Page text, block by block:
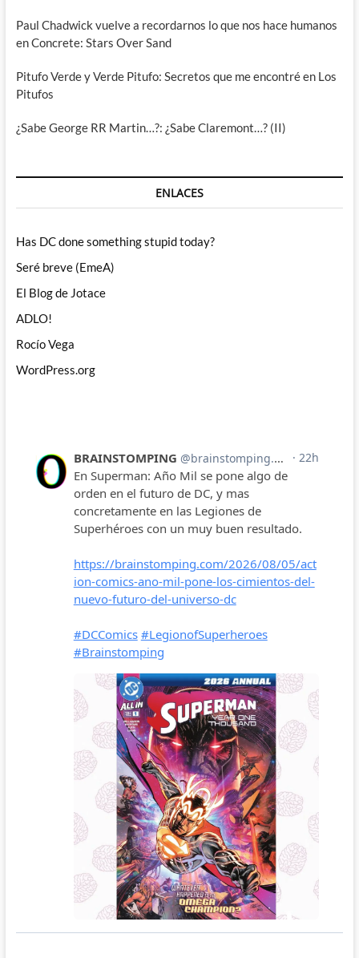
Paul Chadwick vuelve a recordarnos lo que nos hace humanos
en Concrete: Stars Over Sand
Pitufo Verde y Verde Pitufo: Secretos que me encontré en Los
Pitufos
¿Sabe George RR Martin…?: ¿Sabe Claremont…? (II)
ENLACES
Has DC done something stupid today?
Seré breve (EmeA)
El Blog de Jotace
ADLO!
Rocío Vega
WordPress.org